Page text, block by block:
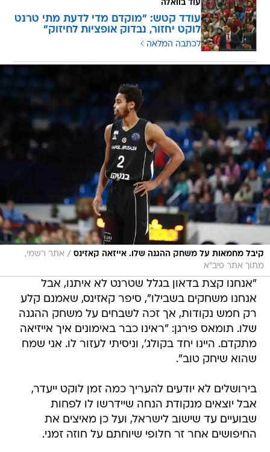
עוד בוואלה
עודד קטש: "מוקדם מדי לדעת מתי טרנט
לוקט יחזור, נבדוק אופציות לחיזוק"
לכתבה המלאה
קיבל מחמאות על משחק ההגנה שלו. אייזאה קאזינס / אתר רשמי,
מתוך אתר פיב"א
"אנחנו קצת בדאון בגלל שטרנט לא איתנו, אבל
אנחנו משחקים בשבילו", סיפר קאזינס, שאמנם קלע
רק חמש נקודות, אך זכה לשבחים על משחק ההגנה
שלו. תומאס פירגן: "ראינו כבר באימונים איך אייזיאה
מתקדם. היינו יחד בקולג', וניסיתי לעזור לו. אני שמח
שהוא שיחק טוב".
בירושלים לא יודעים להעריך כמה זמן לוקט ייעדר,
אבל יוצאים מנקודת הנחה שיידרשו לו לפחות
שבועיים עד שישוב לישראל, ועל כן מאיצים את
החיפושים אחר זר חלופי שיוחתם על חוזה זמני.